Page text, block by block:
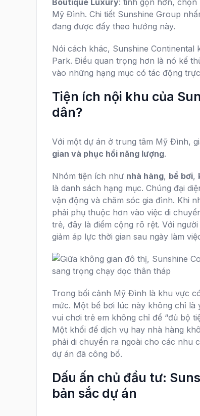
Mỹ Đình. Chi tiết Sunshine Group
đang được đẩy theo hướng này.
Nói cách khác, Sunshine Continental
Park. Điều quan trọng hơn là nó kế
vào những hạng mục có tác động
Tiện ích nội khu của
dân?
Với một dự án ở trung tâm Mỹ Đình,
gian và phục hồi năng lượng.
Nhóm tiện ích như nhà hàng, bể bơi,
là danh sách hạng mục. Chúng đại
vận động và chăm sóc gia đình. Khi
phải phụ thuộc hơn vào việc di
trẻ, đây là điểm cộng rõ rệt. Với
giảm áp lực thời gian sau ngày làm
Trong bối cảnh Mỹ Đình là khu vực
mức. Một bể bơi lúc này không chỉ là
vui chơi trẻ em không chỉ để “đủ bộ
Một khối đế dịch vụ hay nhà hàng
phải di chuyển ra ngoài cho các nhu
dự án đã công bố.
Dấu ấn chủ đầu tư:
bản sắc dự án